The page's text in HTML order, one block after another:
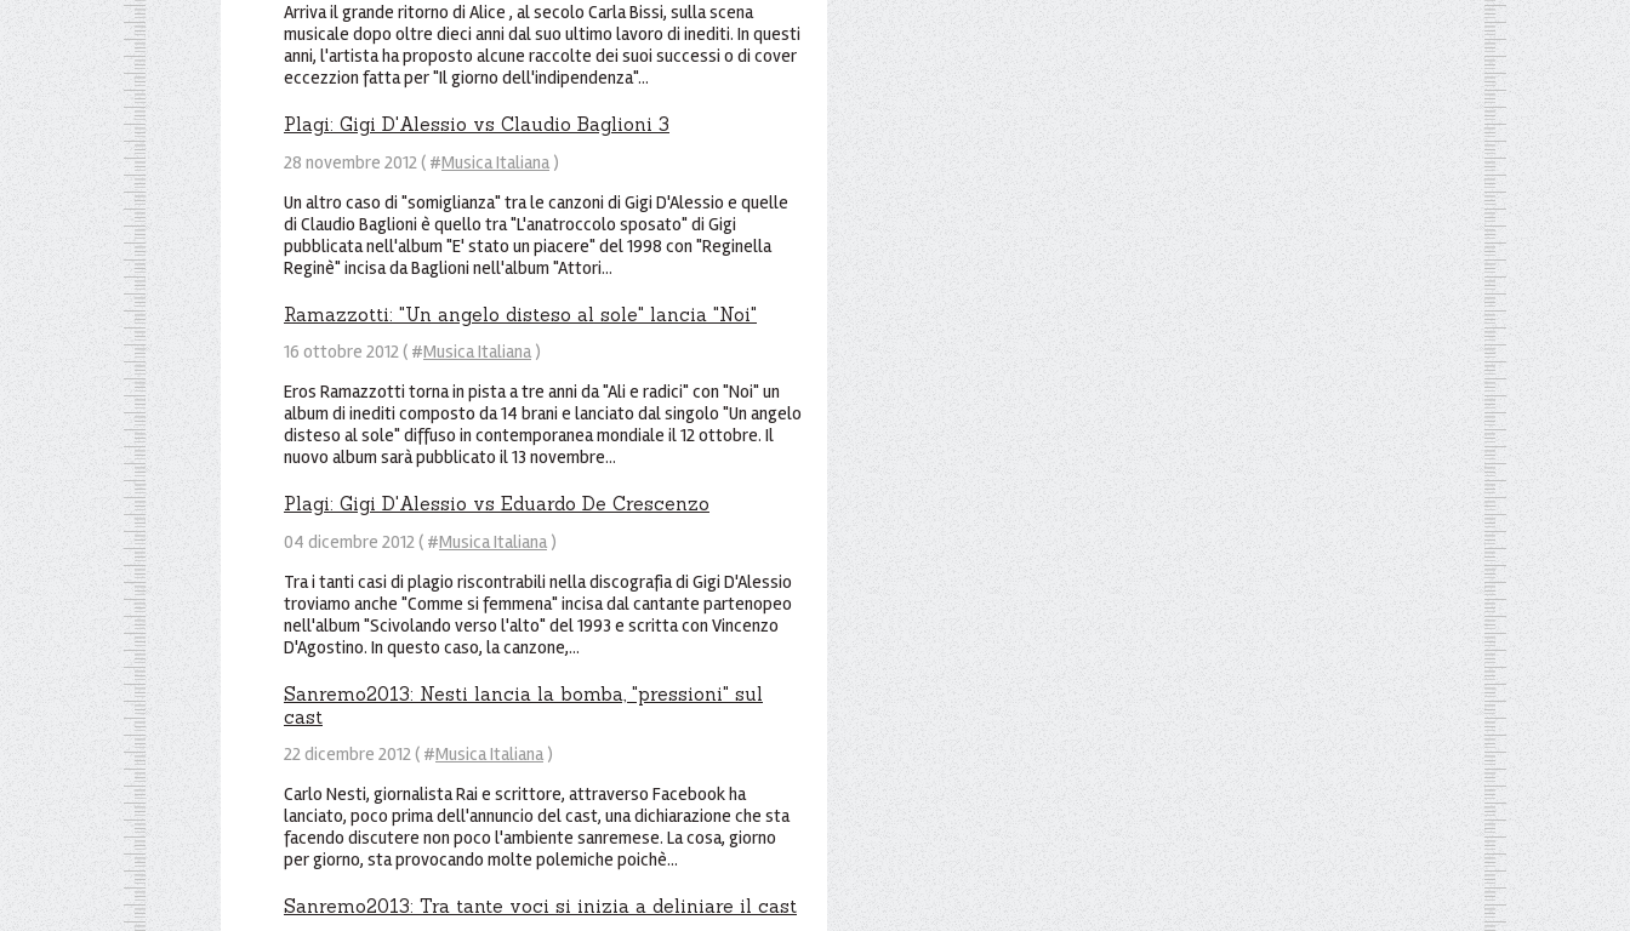
Arriva il grande ritorno di Alice , al secolo Carla Bissi, sulla scena
musicale dopo oltre dieci anni dal suo ultimo lavoro di inediti. In questi
anni, l'artista ha proposto alcune raccolte dei suoi successi o di cover
eccezzion fatta per "Il giorno dell'indipendenza"...
Plagi: Gigi D'Alessio vs Claudio Baglioni 3
28 novembre 2012 ( #Musica Italiana )
Un altro caso di "somiglianza" tra le canzoni di Gigi D'Alessio e quelle
di Claudio Baglioni è quello tra "L'anatroccolo sposato" di Gigi
pubblicata nell'album "E' stato un piacere" del 1998 con "Reginella
Reginè" incisa da Baglioni nell'album "Attori...
Ramazzotti: "Un angelo disteso al sole" lancia "Noi"
16 ottobre 2012 ( #Musica Italiana )
Eros Ramazzotti torna in pista a tre anni da "Ali e radici" con "Noi" un
album di inediti composto da 14 brani e lanciato dal singolo "Un angelo
disteso al sole" diffuso in contemporanea mondiale il 12 ottobre. Il
nuovo album sarà pubblicato il 13 novembre...
Plagi: Gigi D'Alessio vs Eduardo De Crescenzo
04 dicembre 2012 ( #Musica Italiana )
Tra i tanti casi di plagio riscontrabili nella discografia di Gigi D'Alessio
troviamo anche "Comme si femmena" incisa dal cantante partenopeo
nell'album "Scivolando verso l'alto" del 1993 e scritta con Vincenzo
D'Agostino. In questo caso, la canzone,...
Sanremo2013: Nesti lancia la bomba, "pressioni" sul
cast
22 dicembre 2012 ( #Musica Italiana )
Carlo Nesti, giornalista Rai e scrittore, attraverso Facebook ha
lanciato, poco prima dell'annuncio del cast, una dichiarazione che sta
facendo discutere non poco l'ambiente sanremese. La cosa, giorno
per giorno, sta provocando molte polemiche poichè...
Sanremo2013: Tra tante voci si inizia a deliniare il cast